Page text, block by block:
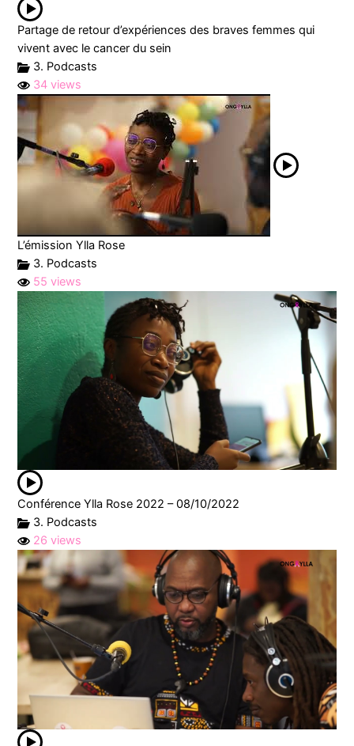
Partage de retour d’expériences des braves femmes qui
vivent avec le cancer du sein
3. Podcasts
34 views
L’émission Ylla Rose
3. Podcasts
55 views
Conférence Ylla Rose 2022 – 08/10/2022
3. Podcasts
26 views